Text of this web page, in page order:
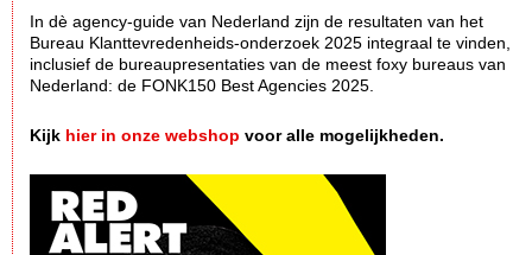
In dè agency-guide van Nederland zijn de resultaten van het
Bureau Klanttevredenheids-onderzoek 2025 integraal te vinden,
inclusief de bureaupresentaties van de meest foxy bureaus van
Nederland: de FONK150 Best Agencies 2025.
Kijk hier in onze webshop voor alle mogelijkheden.